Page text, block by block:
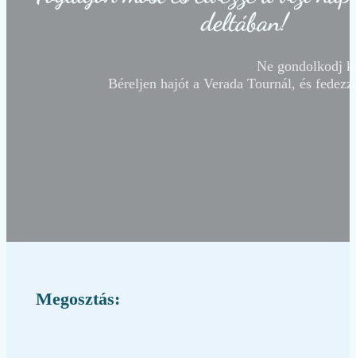
deltában!
Ne gondolkodj
Béreljen hajót a Verada Tournál, és
Megosztás: